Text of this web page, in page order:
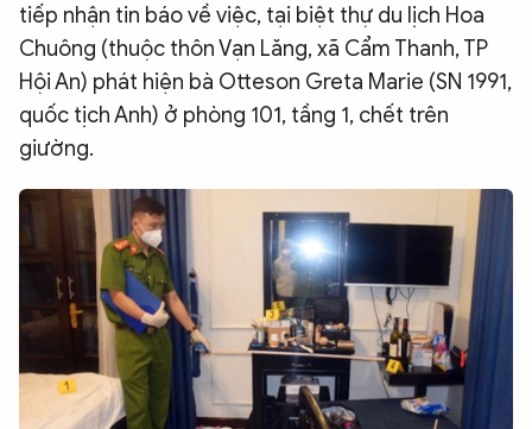
eMagazine
Podcast
Video Ảnh
Infographic
Chuyên trang
Chuyên đề
tiếp nhận tin báo về việc, tại biệt thự du lịch Hoa
Chuông (thuộc thôn Vạn Lăng, xã Cẩm Thanh, TP
Hội An) phát hiện bà Otteson Greta Marie (SN 1991,
quốc tịch Anh) ở phòng 101, tầng 1, chết trên
giường.